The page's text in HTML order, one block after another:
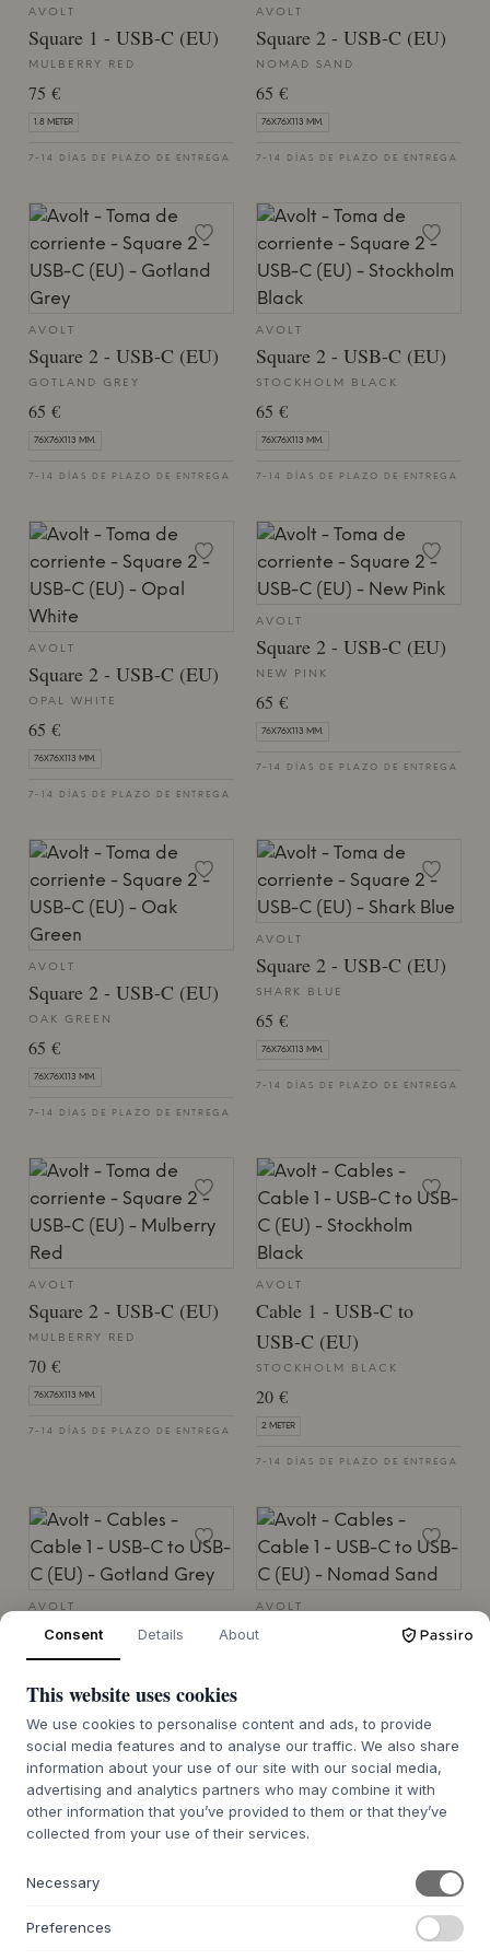
AVOLT
Square 1 - USB-C (EU)
MULBERRY RED
75 €
1.8 METER
7-14 DÍAS DE PLAZO DE ENTREGA
AVOLT
Square 2 - USB-C (EU)
NOMAD SAND
65 €
76X76X113 MM.
7-14 DÍAS DE PLAZO DE ENTREGA
AVOLT
Square 2 - USB-C (EU)
GOTLAND GREY
65 €
76X76X113 MM.
7-14 DÍAS DE PLAZO DE ENTREGA
AVOLT
Square 2 - USB-C (EU)
STOCKHOLM BLACK
65 €
76X76X113 MM.
7-14 DÍAS DE PLAZO DE ENTREGA
AVOLT
Square 2 - USB-C (EU)
OPAL WHITE
65 €
76X76X113 MM.
7-14 DÍAS DE PLAZO DE ENTREGA
AVOLT
Square 2 - USB-C (EU)
NEW PINK
65 €
76X76X113 MM.
7-14 DÍAS DE PLAZO DE ENTREGA
AVOLT
Square 2 - USB-C (EU)
OAK GREEN
65 €
76X76X113 MM.
7-14 DÍAS DE PLAZO DE ENTREGA
AVOLT
Square 2 - USB-C (EU)
SHARK BLUE
65 €
76X76X113 MM.
7-14 DÍAS DE PLAZO DE ENTREGA
AVOLT
Square 2 - USB-C (EU)
MULBERRY RED
70 €
76X76X113 MM.
7-14 DÍAS DE PLAZO DE ENTREGA
AVOLT
Cable 1 - USB-C to
USB-C (EU)
STOCKHOLM BLACK
20 €
2 METER
7-14 DÍAS DE PLAZO DE ENTREGA
AVOLT
Cable 1 - USB-C to
USB-C (EU)
GOTLAND GREY
20 €
2 METER
7-14 DÍAS DE PLAZO DE ENTREGA
AVOLT
Cable 1 - USB-C to
20 €
2 METER
7-14 DÍAS DE PLAZO DE ENTREGA
AVOLT
Consent Details About
This website uses cookies
We use cookies to personalise content and ads, to provide
social media features and to analyse our traffic. We also share
information about your use of our site with our social media,
advertising and analytics partners who may combine it with
other information that you’ve provided to them or that they’ve
collected from your use of their services.
Necessary
Preferences